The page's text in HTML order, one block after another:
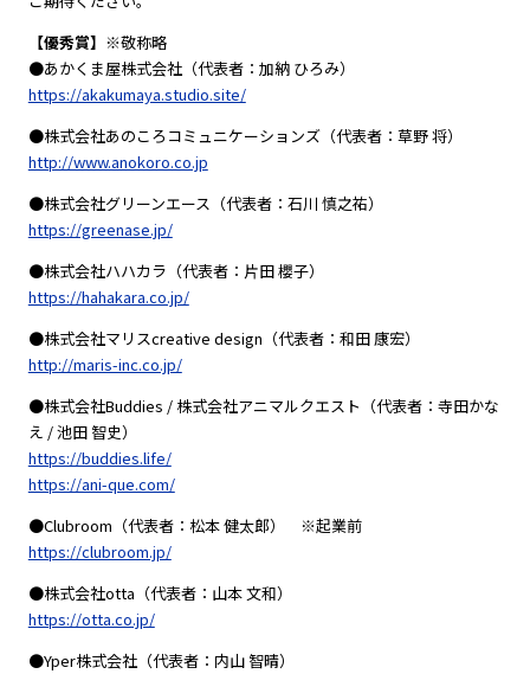
【優秀賞】 ※敬称略
●あかくま屋株式会社（代表者：加納 ひろみ）
https://akakumaya.studio.site/
●株式会社あのころコミュニケーションズ（代表者：草野 将）
http://www.anokoro.co.jp
●株式会社グリーンエース（代表者：石川 慎之祐）
https://greenase.jp/
●株式会社ハハカラ（代表者：片田 櫻子）
https://hahakara.co.jp/
●株式会社マリスcreative design（代表者：和田 康宏）
http://maris-inc.co.jp/
●株式会社Buddies / 株式会社アニマルクエスト（代表者：寺田かな
え / 池田 智史）
https://buddies.life/
https://ani-que.com/
●Clubroom（代表者：松本 健太郎） ※起業前
https://clubroom.jp/
●株式会社otta（代表者：山本 文和）
https://otta.co.jp/
●Yper株式会社（代表者：内山 智晴）